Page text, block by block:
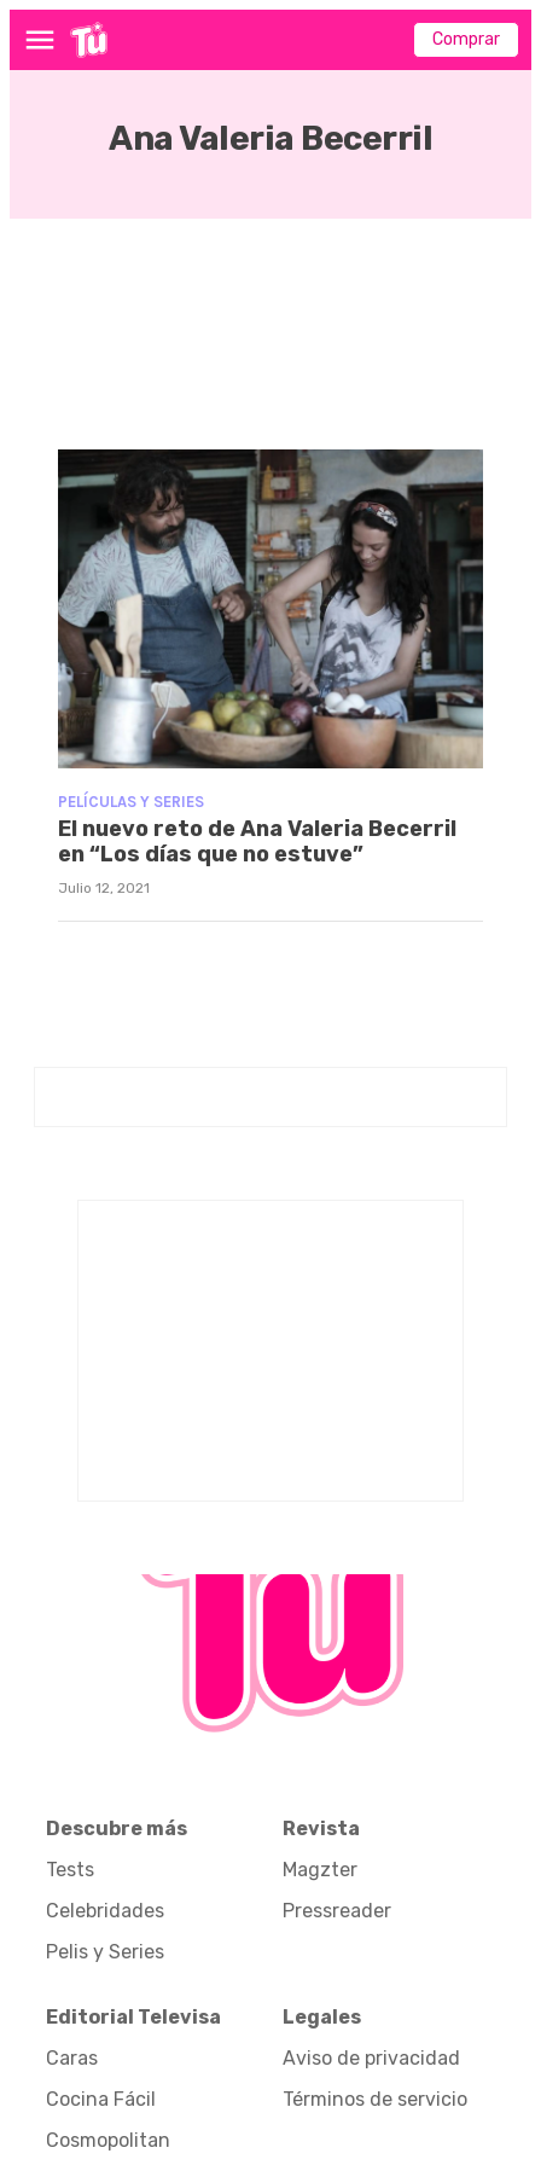
Menú Comprar
Ana Valeria Becerril
PELÍCULAS Y SERIES
El nuevo reto de Ana Valeria Becerril
en “Los días que no estuve”
Julio 12, 2021
Descubre más
Tests
Celebridades
Pelis y Series
Revista
Magzter
Pressreader
Editorial Televisa
Caras
Cocina Fácil
Cosmopolitan
Legales
Aviso de privacidad
Términos de servicio